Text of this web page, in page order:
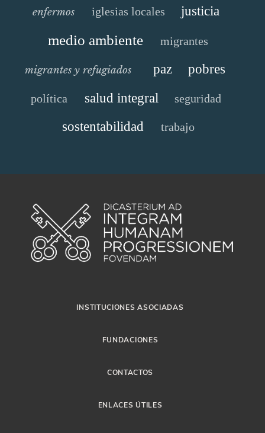
enfermos iglesias locales justicia
medio ambiente migrantes
migrantes y refugiados paz pobres
política salud integral seguridad
sostentabilidad trabajo
INSTITUCIONES ASOCIADAS
FUNDACIONES
CONTACTOS
ENLACES ÚTILES